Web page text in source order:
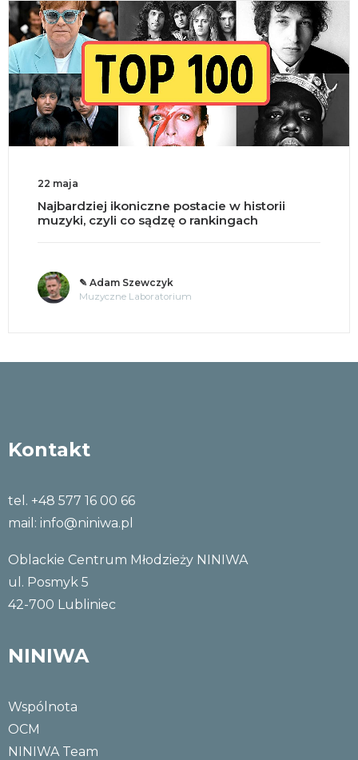
22 maja
Najbardziej ikoniczne postacie w historii
muzyki, czyli co sądzę o rankingach
✎ Adam Szewczyk
Muzyczne Laboratorium
Kontakt
tel. +48 577 16 00 66
mail: info@niniwa.pl
Oblackie Centrum Młodzieży NINIWA
ul. Posmyk 5
42-700 Lubliniec
NINIWA
Wspólnota
OCM
NINIWA Team